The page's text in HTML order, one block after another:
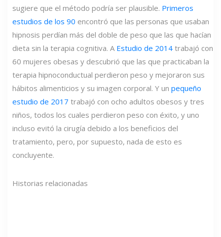
sugiere que el método podría ser plausible. Primeros
estudios de los 90 encontró que las personas que usaban
hipnosis perdían más del doble de peso que las que hacían
dieta sin la terapia cognitiva. A Estudio de 2014 trabajó con
60 mujeres obesas y descubrió que las que practicaban la
terapia hipnoconductual perdieron peso y mejoraron sus
hábitos alimenticios y su imagen corporal. Y un pequeño
estudio de 2017 trabajó con ocho adultos obesos y tres
niños, todos los cuales perdieron peso con éxito, y uno
incluso evitó la cirugía debido a los beneficios del
tratamiento, pero, por supuesto, nada de esto es
concluyente.
Historias relacionadas